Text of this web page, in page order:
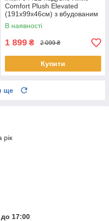
Comfort Plush Elevated
(191х99х46см) з вбудованим
електронасосом
В наявності
1 899 ₴ 2 099 ₴
Купити
ще
рік
17:00